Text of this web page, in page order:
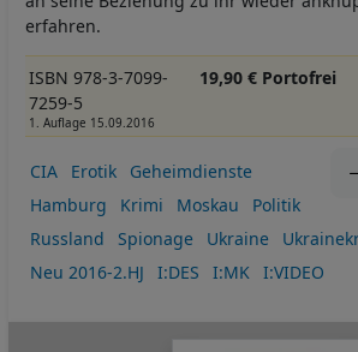
erfahren.
ISBN 978-3-7099-
7259-5
1. Auflage 15.09.2016
19,90 € Portofrei
CIA Erotik
Geheimdienste
Hamburg
Krimi Moskau
Politik
Russland
Spionage Ukraine
Neu 2016-2.HJ
I:DES I:MK I:VIDEO